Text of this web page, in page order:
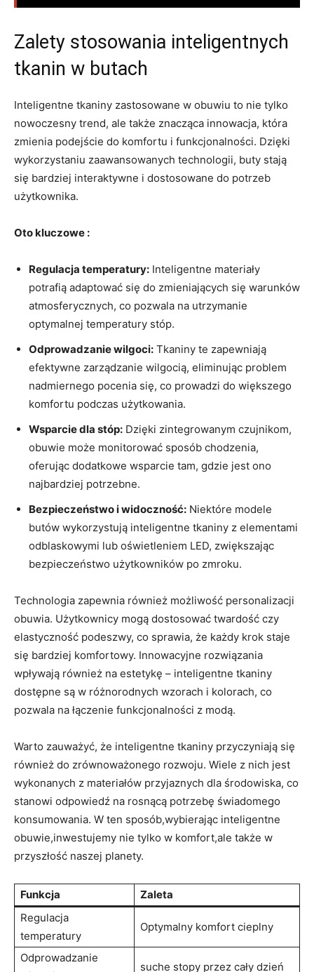
Zalety stosowania inteligentnych
tkanin w butach
Inteligentne tkaniny zastosowane w obuwiu to nie tylko
nowoczesny trend, ale także znacząca innowacja, która
zmienia podejście do komfortu i funkcjonalności. Dzięki
wykorzystaniu zaawansowanych technologii, buty stają
się bardziej interaktywne i dostosowane do potrzeb
użytkownika.
Oto kluczowe :
Regulacja temperatury: Inteligentne materiały
potrafią adaptować się do zmieniających się warunków
atmosferycznych, co pozwala na utrzymanie
optymalnej temperatury stóp.
Odprowadzanie wilgoci: Tkaniny te zapewniają
efektywne zarządzanie wilgocią, eliminując problem
nadmiernego pocenia się, co prowadzi do większego
komfortu podczas użytkowania.
Wsparcie dla stóp: Dzięki zintegrowanym czujnikom,
obuwie może monitorować sposób chodzenia,
oferując dodatkowe wsparcie tam, gdzie jest ono
najbardziej potrzebne.
Bezpieczeństwo i widoczność: Niektóre modele
butów wykorzystują inteligentne tkaniny z elementami
odblaskowymi lub oświetleniem LED, zwiększając
bezpieczeństwo użytkowników po zmroku.
Technologia zapewnia również możliwość personalizacji
obuwia. Użytkownicy mogą dostosować twardość czy
elastyczność podeszwy, co sprawia, że każdy krok staje
się bardziej komfortowy. Innowacyjne rozwiązania
wpływają również na estetykę – inteligentne tkaniny
dostępne są w różnorodnych wzorach i kolorach, co
pozwala na łączenie funkcjonalności z modą.
Warto zauważyć, że inteligentne tkaniny przyczyniają się
również do zrównoważonego rozwoju. Wiele z nich jest
wykonanych z materiałów przyjaznych dla środowiska, co
stanowi odpowiedź na rosnącą potrzebę świadomego
konsumowania. W ten sposób,wybierając inteligentne
obuwie,inwestujemy nie tylko w komfort,ale także w
przyszłość naszej planety.
Funkcja
Zaleta
Regulacja
temperatury
Optymalny komfort cieplny
Odprowadzanie
suche stopy przez cały dzień